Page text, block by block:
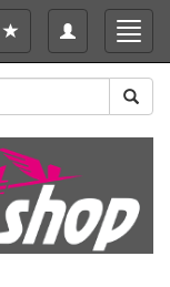
Toggle
navigation